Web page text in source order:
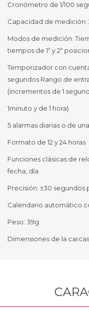
Cronómetro de 1/100
Capacidad de medición:
Modos de medición:
tiempos de 1ª y 2ª
Temporizador con
segundos Rango de
(incrementos de 1
1minuto y de 1 hora)
5 alarmas diarias o de
Formato de 12 y 24 horas
Funciones clásicas de
fecha, día
Precisión: ±30 segundos
Calendario automático
Peso: 39g
Dimensiones de la